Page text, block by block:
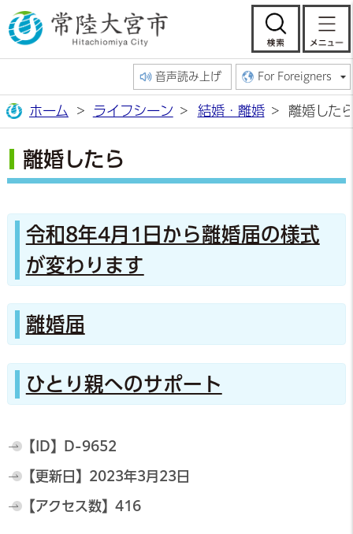
常陸大宮市公
検
音声読み上げ For Foreigners
ホーム ライフシーン 結婚・離婚 離婚した
離婚したら
令和8年4月1日から離婚届の様式
が変わります
離婚届
ひとり親へのサポート
【ID】 D-9652
【更新日】 2023年3月23日
【アクセス数】 416